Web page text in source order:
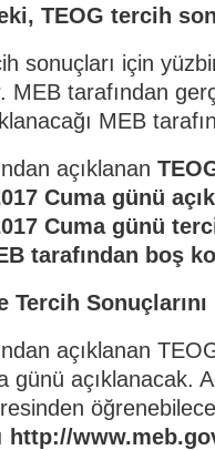
TEOG tercih
sonuçları için
MEB tarafından
MEB
açıklanan
Cuma günü
Cuma günü
tarafından boş
Tercih
açıklanan
günü açıklanacak.
http://